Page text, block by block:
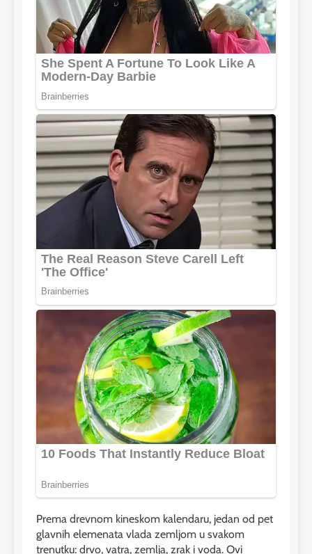
Prema drevnom kineskom kalendaru, jedan od pet
glavnih elemenata vlada zemljom u svakom
trenutku: drvo, vatra, zemlja, zrak i voda. Ovi